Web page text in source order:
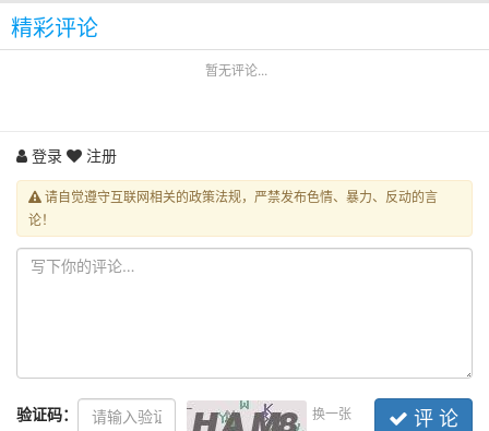
精彩评论
暂无评论...
登录 注册
请自觉遵守互联网相关的政策法规，严禁发布色情、暴力、反动的言
论！
验证码： 换一张 评 论